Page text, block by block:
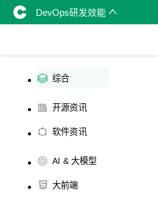
DevOps研发效能
综合
开源资讯
软件资讯
AI & 大模型
大前端